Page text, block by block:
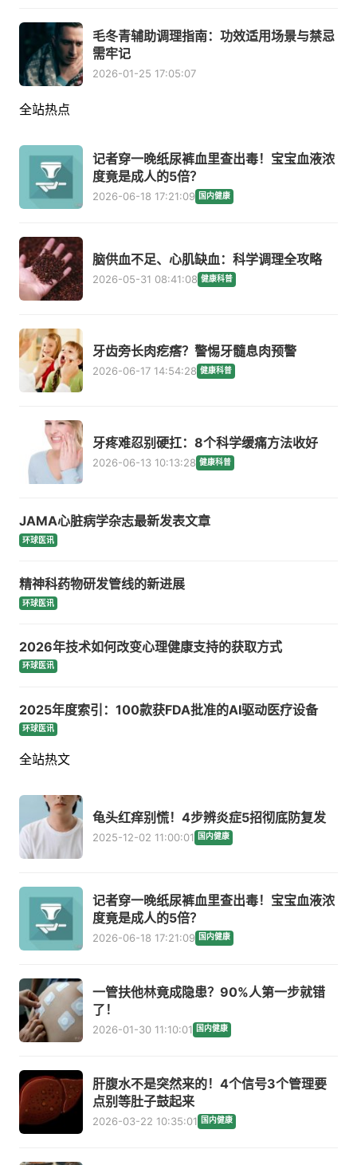
毛冬青辅助调理指南：功效适用场景与禁忌
需牢记
2026-01-25 17:05:07
全站热点
记者穿一晚纸尿裤血里查出毒！宝宝血液浓
度竟是成人的5倍？
2026-06-18 17:21:09 国内健康
脑供血不足、心肌缺血：科学调理全攻略
2026-05-31 08:41:08 健康科普
牙齿旁长肉疙瘩？警惕牙髓息肉预警
2026-06-17 14:54:28 健康科普
牙疼难忍别硬扛：8个科学缓痛方法收好
2026-06-13 10:13:28 健康科普
JAMA心脏病学杂志最新发表文章
环球医讯
精神科药物研发管线的新进展
环球医讯
2026年技术如何改变心理健康支持的获取方式
环球医讯
2025年度索引：100款获FDA批准的AI驱动医疗设备
环球医讯
全站热文
龟头红痒别慌！4步辨炎症5招彻底防复发
2025-12-02 11:00:01 国内健康
记者穿一晚纸尿裤血里查出毒！宝宝血液浓
度竟是成人的5倍？
2026-06-18 17:21:09 国内健康
一管扶他林竟成隐患？90%人第一步就错
了！
2026-01-30 11:10:01 国内健康
肝腹水不是突然来的！4个信号3个管理要
点别等肚子鼓起来
2026-03-22 10:35:01 国内健康